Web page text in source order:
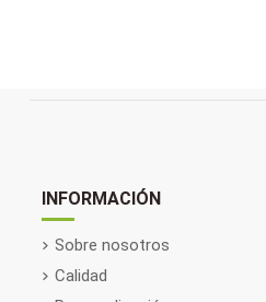
INFORMACIÓN
Sobre nosotros
Calidad